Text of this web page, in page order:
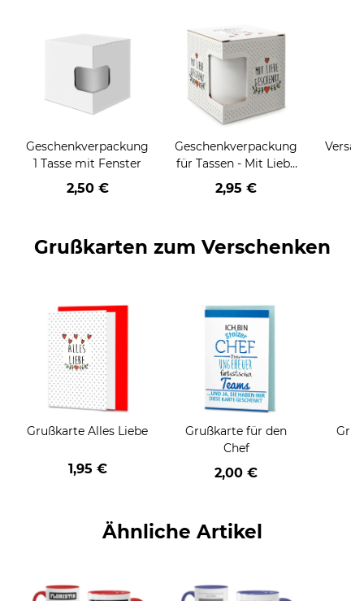
Geschenkverpackung
1 Tasse mit Fenster
2,50 €
Geschenkverpackung
für Tassen - Mit Liebe
geschenkt
2,95 €
Grußkarten zum Verschenken
Grußkarte Alles Liebe
1,95 €
Grußkarte für den
Chef
2,00 €
Ähnliche Artikel